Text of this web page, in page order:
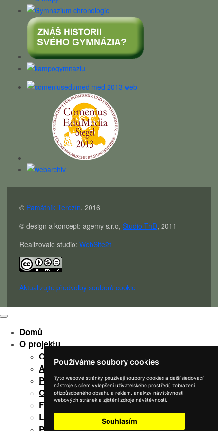
Používáme soubory cookies
Tyto webové stránky používají soubory cookies a další sledovací
nástroje s cílem vylepšení uživatelského prostředí, zobrazení
přizpůsobeného obsahu a reklam, analýzy návštěvnosti
webových stránek a zjištění zdroje návštěvnosti.
Souhlasím
© Památník Terezín, 2016
© design a koncept: agemy s.r.o, Studio ThD, 2011
Realizovalo studio: WebSite21
Aktualizujte předvolby souborů cookie
Domů
O projektu
O projektu
Autoři
Partneři
Ocenění
Finanční podpora
Lektorovali